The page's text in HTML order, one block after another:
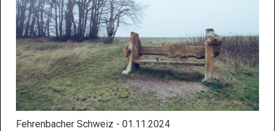
Fehrenbacher Schweiz - 01.11.2024